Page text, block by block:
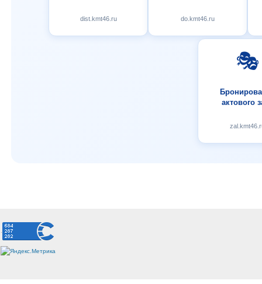
dist.kmt46.ru do.kmt46.ru
🎭
актового